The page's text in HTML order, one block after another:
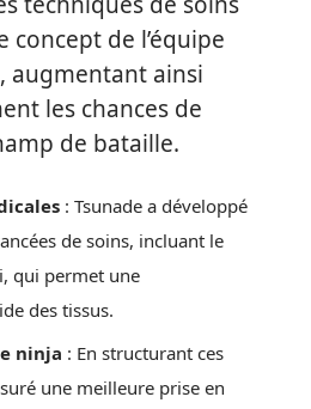
de l’équipe
augmentant ainsi
les chances de
de bataille.
: Tsunade a développé
de soins, incluant le
qui permet une
des tissus.
ninja : En structurant ces
une meilleure prise en